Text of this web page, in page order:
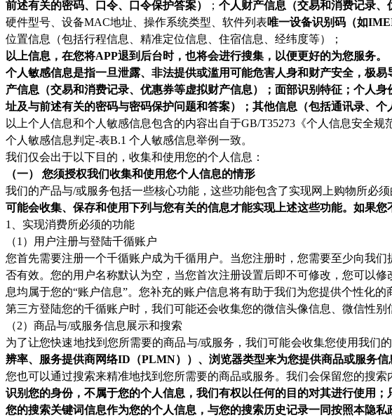
前述有关的密码、口令、口令保护答案）
； 个人财产信息（交易和消费记录、
硬件型号、设备MAC地址、操作系统类型、软件列表唯一设备识别码（如
位置信息（包括行程信息、精准定位信息、住宿信息、经纬度等）；
以上信息，在您将APP退到后台时，也将会进行搜集，以便更好的为您服务。
个人敏感信息是指一旦泄露、非法提供或滥用可能危害人身和财产安全，极
产信息（交易和消费记录、优惠券等虚拟财产信息）；面部识别特征；个人
址及与前述有关的密码与密码保护问题和答案）；其他信息（包括通讯录、
以上个人信息和个人敏感信息包含的内容出自于GB/T35273《个人信息安全
个人敏感信息判定-表B.1 个人敏感信息举例一致。
我们仅会出于以下目的，收集和使用您的个人信息：
（一） 您须授权我们收集和使用您个人信息的情形
我们的产品与/或服务包括一些核心功能，这些功能包含了实现网上购物所必
可能会收集、保存和使用下列与您有关的信息才能实现上述这些功能。如果
1、实现消费所必须的功能
（1）用户注册与登陆千循账户
您首先需要注册一个千循账户成为千循用户。当您注册时，您需要至少向我
否有效。您的用户名称默认为空，当您首次注册设置后即不可修改，您可以
息均属于您的“账户信息”。您补充的账户信息将有助于我们为您提供个性化
第三方登陆您的千循账户时，我们可能还会收集您的微信头像信息、微信性
（2）商品与/或服务信息展示和搜索
为了让您快速地找到您所需要的商品与/或服务，我们可能会收集您使用我们的
辨率、服务提供商网络ID（PLMN））、浏览器类型来为您提供商品或服务
您也可以通过搜索来精准地找到您所需要的商品或服务。我们会保留您的搜
识别您的身份，不属于您的个人信息，我们有权以任何的目的对其进行使用
您的搜索关键词信息作为您的个人信息，与您的搜索历史记录一同按照本隐私